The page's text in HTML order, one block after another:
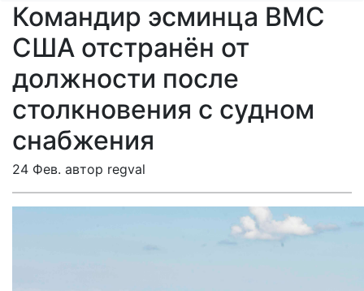
Командир эсминца ВМС
США отстранён от
должности после
столкновения с судном
снабжения
24 Фев. автор regval